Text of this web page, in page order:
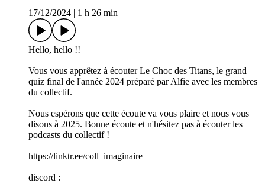
17/12/2024
1 h 26 min
Hello, hello !!
Vous vous apprêtez à écouter Le Choc des Titans, le grand
quiz final de l'année 2024 préparé par Alfie avec les membres
du collectif.
Nous espérons que cette écoute va vous plaire et nous vous
disons à 2025. Bonne écoute et n'hésitez pas à écouter les
podcasts du collectif !
https://linktr.ee/coll_imaginaire
discord :